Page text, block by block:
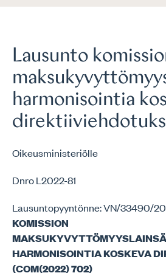
Lausunto
harmonisointia
Oikeusministeriölle
Dnro L2022-81
Lausuntopyyntönne: VN/33490/
KOMISSION
HARMONISOINTIA KOSKEVA
(COM(2022) 702)